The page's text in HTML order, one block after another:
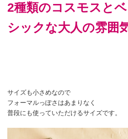
2種類のコスモスと
シックな大人の雰囲気
サイズも小さめなので
フォーマルっぽさはあまりなく
普段にも使っていただけるサイズです。